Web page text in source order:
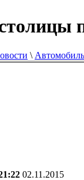
\
02.11.2015